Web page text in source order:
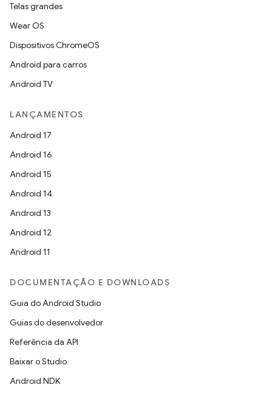
Telas grandes
Wear OS
Dispositivos ChromeOS
Android para carros
Android TV
LANÇAMENTOS
Android 17
Android 16
Android 15
Android 14
Android 13
Android 12
Android 11
DOCUMENTAÇÃO E DOWNLOADS
Guia do Android Studio
Guias do desenvolvedor
Referência da API
Baixar o Studio
Android NDK